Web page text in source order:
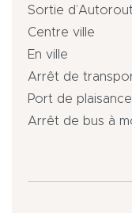
Sortie
Centre ville
En ville
Arrêt de
Port de
Arrêt de bus à